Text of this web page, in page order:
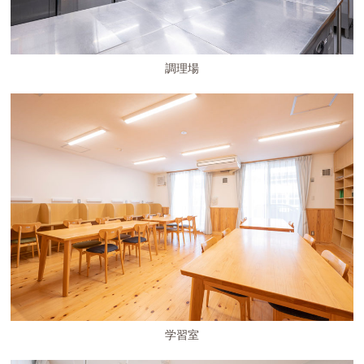
調理場
学習室